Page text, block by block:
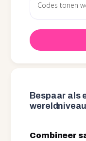
Bespaar als
wereldniveau
Combineer